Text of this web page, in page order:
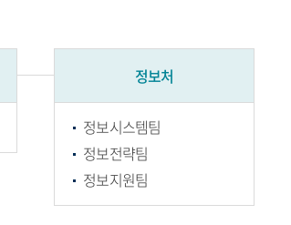
정보처
정보시스템팀
정보전략팀
정보지원팀